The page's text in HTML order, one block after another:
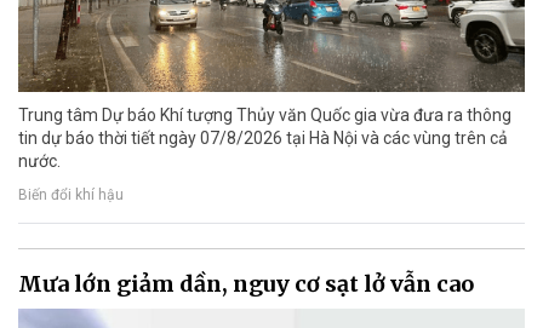
Trung tâm Dự báo Khí tượng Thủy văn Quốc gia vừa đưa ra thông
tin dự báo thời tiết ngày 07/8/2026 tại Hà Nội và các vùng trên cả
nước.
Biến đổi khí hậu
Mưa lớn giảm dần, nguy cơ sạt lở vẫn cao